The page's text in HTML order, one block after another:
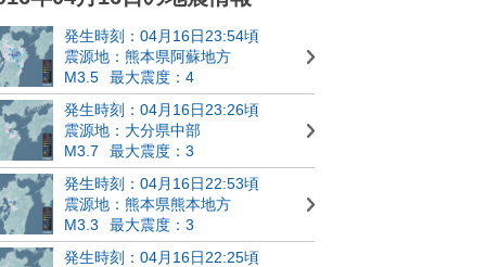
発生時刻：04月16日23:54頃
震源地：熊本県阿蘇地方
M3.5
最大震度：4
発生時刻：04月16日23:26頃
震源地：大分県中部
M3.7
最大震度：3
発生時刻：04月16日22:53頃
震源地：熊本県熊本地方
M3.3
最大震度：3
発生時刻：04月16日22:25頃